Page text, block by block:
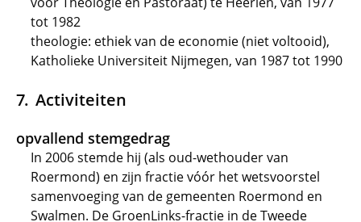
tot 1982
theologie: ethiek van de economie (niet voltooid),
Katholieke Universiteit Nijmegen, van 1987 tot 1990
Activiteiten
opvallend stemgedrag
In 2006 stemde hij (als oud-wethouder van
Roermond) en zijn fractie vóór het wetsvoorstel
samenvoeging van de gemeenten Roermond en
Swalmen. De GroenLinks-fractie in de Tweede